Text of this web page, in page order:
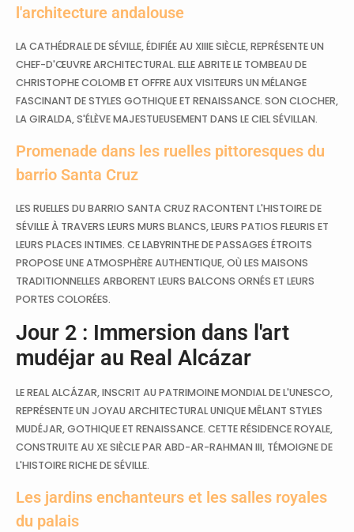
l'architecture andalouse
LA CATHÉDRALE DE SÉVILLE, ÉDIFIÉE AU XIIIE SIÈCLE, REPRÉSENTE UN
CHEF-D'ŒUVRE ARCHITECTURAL. ELLE ABRITE LE TOMBEAU DE
CHRISTOPHE COLOMB ET OFFRE AUX VISITEURS UN MÉLANGE
FASCINANT DE STYLES GOTHIQUE ET RENAISSANCE. SON CLOCHER,
LA GIRALDA, S'ÉLÈVE MAJESTUEUSEMENT DANS LE CIEL SÉVILLAN.
Promenade dans les ruelles pittoresques du
barrio Santa Cruz
LES RUELLES DU BARRIO SANTA CRUZ RACONTENT L'HISTOIRE DE
SÉVILLE À TRAVERS LEURS MURS BLANCS, LEURS PATIOS FLEURIS ET
LEURS PLACES INTIMES. CE LABYRINTHE DE PASSAGES ÉTROITS
PROPOSE UNE ATMOSPHÈRE AUTHENTIQUE, OÙ LES MAISONS
TRADITIONNELLES ARBORENT LEURS BALCONS ORNÉS ET LEURS
PORTES COLORÉES.
Jour 2 : Immersion dans l'art
mudéjar au Real Alcázar
LE REAL ALCÁZAR, INSCRIT AU PATRIMOINE MONDIAL DE L'UNESCO,
REPRÉSENTE UN JOYAU ARCHITECTURAL UNIQUE MÊLANT STYLES
MUDÉJAR, GOTHIQUE ET RENAISSANCE. CETTE RÉSIDENCE ROYALE,
CONSTRUITE AU XE SIÈCLE PAR ABD-AR-RAHMAN III, TÉMOIGNE DE
L'HISTOIRE RICHE DE SÉVILLE.
Les jardins enchanteurs et les salles royales
du palais